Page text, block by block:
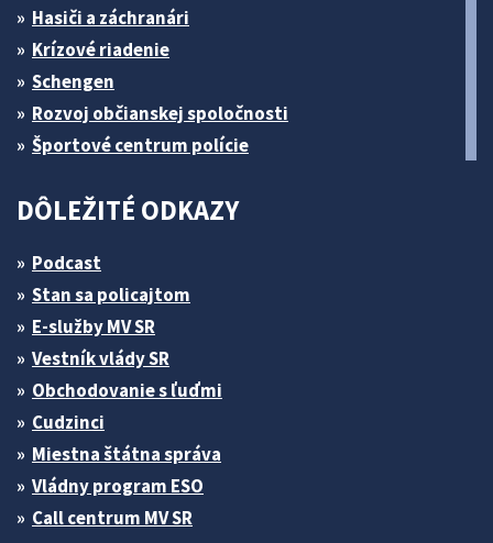
Hasiči a záchranári
Krízové riadenie
Schengen
Rozvoj občianskej spoločnosti
Športové centrum polície
DÔLEŽITÉ ODKAZY
Podcast
Stan sa policajtom
E-služby MV SR
Vestník vlády SR
Obchodovanie s ľuďmi
Cudzinci
Miestna štátna správa
Vládny program ESO
Call centrum MV SR